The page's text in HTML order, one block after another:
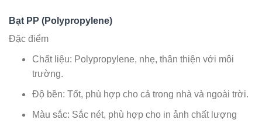
Bạt PP (Polypropylene)
Đặc điểm
Chất liệu: Polypropylene, nhẹ, thân thiện với môi
trường.
Độ bền: Tốt, phù hợp cho cả trong nhà và ngoài trời.
Màu sắc: Sắc nét, phù hợp cho in ảnh chất lượng